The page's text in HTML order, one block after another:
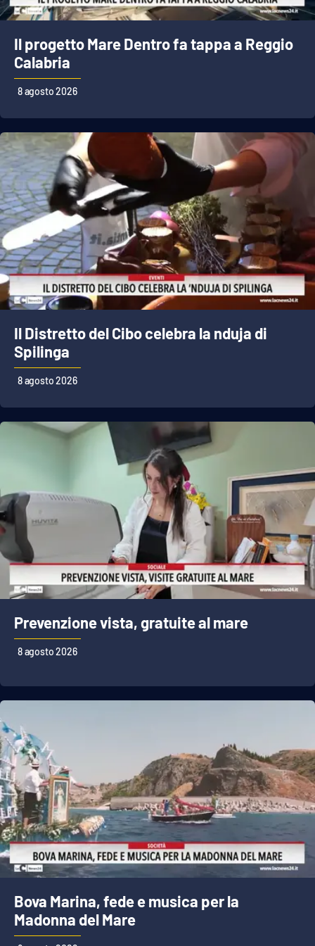
EDIZIONI
LOCALI
Catanzaro
Crotone
Vibo Valentia
Reggio Calabria
Cosenza
Lamezia Terme
Buona Sanità Calabria
LA
CALABRIAVISIONE
Destinazioni
Food
Storie
LAC
NETWORK
Lacitymag.it
Lacapitalenews.it
Ilreggino.it
Cosenzachannel.it
Catanzarochannel.it
Il progetto Mare Dentro fa tappa a Reggio
Calabria
8 agosto 2026
Il Distretto del Cibo celebra la nduja di
Spilinga
8 agosto 2026
Prevenzione vista, gratuite al mare
8 agosto 2026
Bova Marina, fede e musica per la
Madonna del Mare